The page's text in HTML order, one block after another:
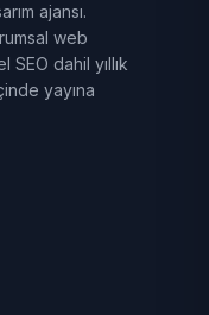
ajansı.
web
SEO dahil yıllık
yayına